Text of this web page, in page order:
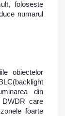
foloseste
numarul
obiectelor
din
care
foarte